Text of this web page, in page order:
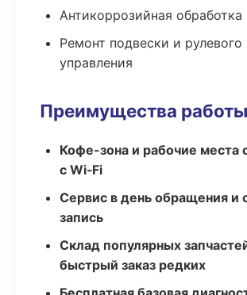
Антикоррозийная обработка
Ремонт подвески и рулевого
управления
Преимущества
Кофе-зона и рабочие места
с Wi‑Fi
Сервис в день обращения и
запись
Склад популярных
быстрый заказ редких